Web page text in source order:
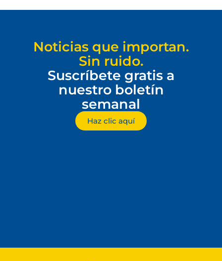
Noticias que importan.
Sin ruido.
Suscríbete gratis a
nuestro boletín
semanal
Haz clic aquí